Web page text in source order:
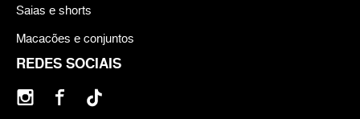
REDES SOCIAIS
Saias e shorts
Macacões e conjuntos